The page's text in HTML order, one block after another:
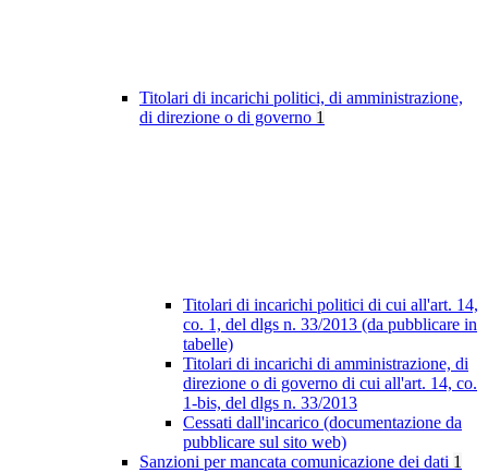
Titolari di incarichi politici, di amministrazione,
di direzione o di governo 1
Titolari di incarichi politici di cui all'art. 14,
co. 1, del dlgs n. 33/2013 (da pubblicare in
tabelle)
Titolari di incarichi di amministrazione, di
direzione o di governo di cui all'art. 14, co.
1-bis, del dlgs n. 33/2013
Cessati dall'incarico (documentazione da
pubblicare sul sito web)
Sanzioni per mancata comunicazione dei dati 1